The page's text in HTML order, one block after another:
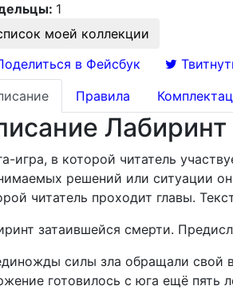
1
моей коллекции
в Фейсбук
Правила
игра, в которой читатель
решений или ситуации
читатель проходит главы.
затаившейся смерти.
силы зла обращали свой
готовилось с юга ещё пять